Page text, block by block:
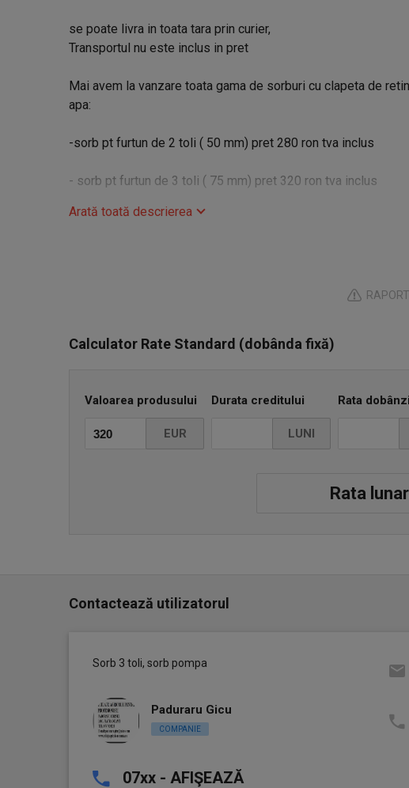
se poate livra in toata tara prin curier,
Transportul nu este inclus in pret
Mai avem la vanzare toata gama de sorburi cu clapeta de
apa:
-sorb pt furtun de 2 toli ( 50 mm) pret 280 ron tva inclus
- sorb pt furtun de 3 toli ( 75 mm) pret 320 ron tva inclus
- sorb pt furtun de 4 toli ( 100 mm) pret 360 ron tva inclus
- sorb pt furtun de 6 toli ( 150 mm) pret 570 ron tva inclus
-sorb pt furtun de 12 toli ( 300 mm) pret 4.000 ron tva inclus
- sorb pt furtun de 14 toli ( 350 mm) pret 8.500 ron tva inclus
-sorb pt furtun de 16 toli ( 400 mm) pret 9.000 ron tva inclus
Arată toată descrierea
Calculator Rate Standard (dobânda fixă)
Valoarea produsului
EUR
Durata creditului
LUNI
Rata
Rata
Contactează utilizatorul
Sorb 3 toli, sorb pompa
Paduraru Gicu
COMPANIE
07xx - AFIŞEAZĂ